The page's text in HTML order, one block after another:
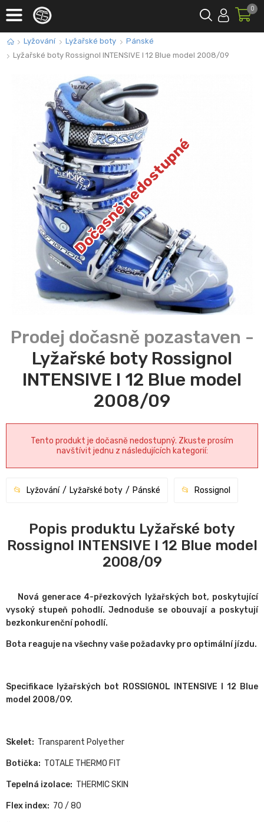
0
Lyžování Lyžařské boty
Pánské
Lyžařské boty Rossignol INTENSIVE I 12 Blue model 2008/09
Dočasně nedostupné
Lyžařské boty Rossignol
INTENSIVE I 12 Blue model
2008/09
Tento produkt je dočasně nedostupný. Zkuste prosím
navštívit jednu z následujících kategorií:
Lyžování Lyžařské boty Pánské Rossignol
Popis produktu Lyžařské boty
Rossignol INTENSIVE I 12 Blue model
2008/09
Nová generace 4-přezkových lyžařských bot, poskytující
vysoký stupeň pohodlí. Jednoduše se obouvají a poskytují
bezkonkurenční pohodlí.
Bota reaguje na všechny vaše požadavky pro optimální jízdu.
Specifikace lyžařských bot ROSSIGNOL INTENSIVE I 12 Blue
model 2008/09.
Skelet: Transparent Polyether
Botička: TOTALE THERMO FIT
Tepelná izolace: THERMIC SKIN
Flex index: 70 / 80